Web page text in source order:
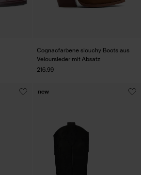
Cognacfarbene slouchy Boots aus
Veloursleder mit Absatz
216.99
new